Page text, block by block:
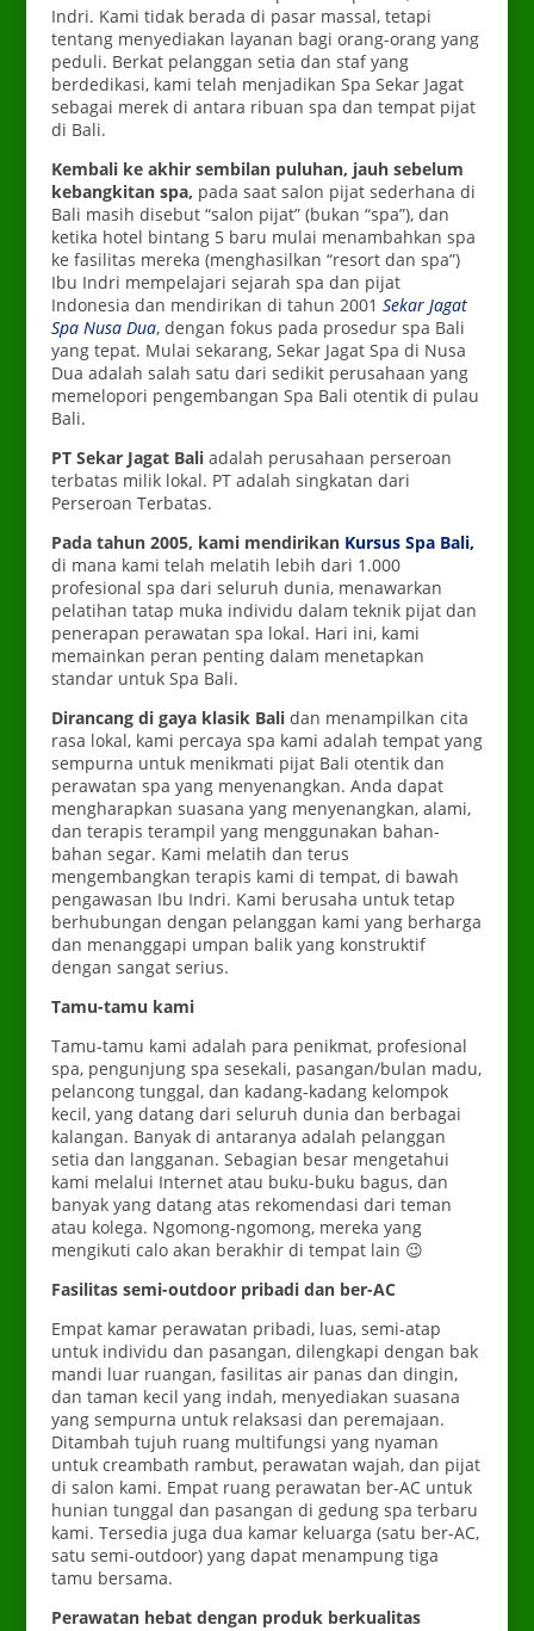
Indri. Kami tidak berada di pasar massal, tetapi
tentang menyediakan layanan bagi orang-orang yang
peduli. Berkat pelanggan setia dan staf yang
berdedikasi, kami telah menjadikan Spa Sekar Jagat
sebagai merek di antara ribuan spa dan tempat pijat
di Bali.
Kembali ke akhir sembilan puluhan, jauh sebelum
kebangkitan spa, pada saat salon pijat sederhana di
Bali masih disebut “salon pijat” (bukan “spa”), dan
ketika hotel bintang 5 baru mulai menambahkan spa
ke fasilitas mereka (menghasilkan “resort dan spa”)
Ibu Indri mempelajari sejarah spa dan pijat
Indonesia dan mendirikan di tahun 2001 Sekar Jagat
Spa Nusa Dua, dengan fokus pada prosedur spa Bali
yang tepat. Mulai sekarang, Sekar Jagat Spa di Nusa
Dua adalah salah satu dari sedikit perusahaan yang
memelopori pengembangan Spa Bali otentik di pulau
Bali.
PT Sekar Jagat Baliadalah perusahaan perseroan
terbatas milik lokal. PT adalah singkatan dari
Perseroan Terbatas.
Pada tahun 2005, kami mendirikan Kursus Spa Bali,
di mana kami telah melatih lebih dari 1.000
profesional spa dari seluruh dunia, menawarkan
pelatihan tatap muka individu dalam teknik pijat dan
penerapan perawatan spa lokal. Hari ini, kami
memainkan peran penting dalam menetapkan
standar untuk Spa Bali.
Dirancang di gaya klasik Balidan menampilkan cita
rasa lokal, kami percaya spa kami adalah tempat yang
sempurna untuk menikmati pijat Bali otentik dan
perawatan spa yang menyenangkan. Anda dapat
mengharapkan suasana yang menyenangkan, alami,
dan terapis terampil yang menggunakan bahan-
bahan segar. Kami melatih dan terus
mengembangkan terapis kami di tempat, di bawah
pengawasan Ibu Indri. Kami berusaha untuk tetap
berhubungan dengan pelanggan kami yang berharga
dan menanggapi umpan balik yang konstruktif
dengan sangat serius.
Tamu-tamu kami
Tamu-tamu kami adalah para penikmat, profesional
spa, pengunjung spa sesekali, pasangan/bulan madu,
pelancong tunggal, dan kadang-kadang kelompok
kecil, yang datang dari seluruh dunia dan berbagai
kalangan. Banyak di antaranya adalah pelanggan
setia dan langganan. Sebagian besar mengetahui
kami melalui Internet atau buku-buku bagus, dan
banyak yang datang atas rekomendasi dari teman
atau kolega. Ngomong-ngomong, mereka yang
mengikuti calo akan berakhir di tempat lain 😉
Fasilitas semi-outdoor pribadi dan ber-AC
Empat kamar perawatan pribadi, luas, semi-atap
untuk individu dan pasangan, dilengkapi dengan bak
mandi luar ruangan, fasilitas air panas dan dingin,
dan taman kecil yang indah, menyediakan suasana
yang sempurna untuk relaksasi dan peremajaan.
Ditambah tujuh ruang multifungsi yang nyaman
untuk creambath rambut, perawatan wajah, dan pijat
di salon kami. Empat ruang perawatan ber-AC untuk
hunian tunggal dan pasangan di gedung spa terbaru
kami. Tersedia juga dua kamar keluarga (satu ber-AC,
satu semi-outdoor) yang dapat menampung tiga
tamu bersama.
Perawatan hebat dengan produk berkualitas